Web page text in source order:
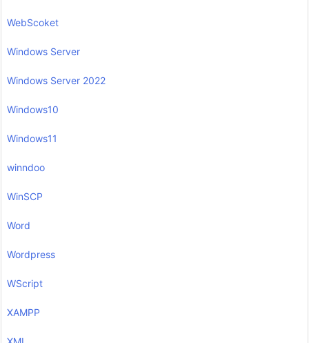
WebScoket
Windows Server
Windows Server 2022
Windows10
Windows11
winndoo
WinSCP
Word
Wordpress
WScript
XAMPP